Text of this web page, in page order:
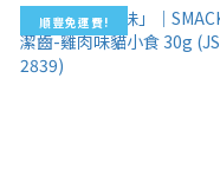
順豐免運費!